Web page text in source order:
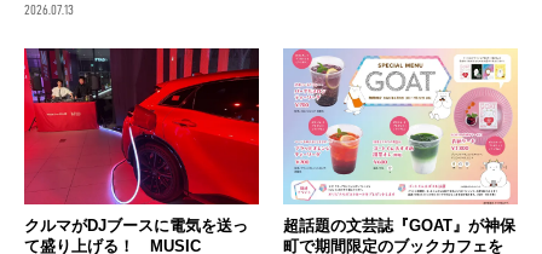
2026.07.13
クルマがDJブースに電気を送っ
て盛り上げる！ MUSIC
超話題の文芸誌『GOAT』が神保
町で期間限定のブックカフェを